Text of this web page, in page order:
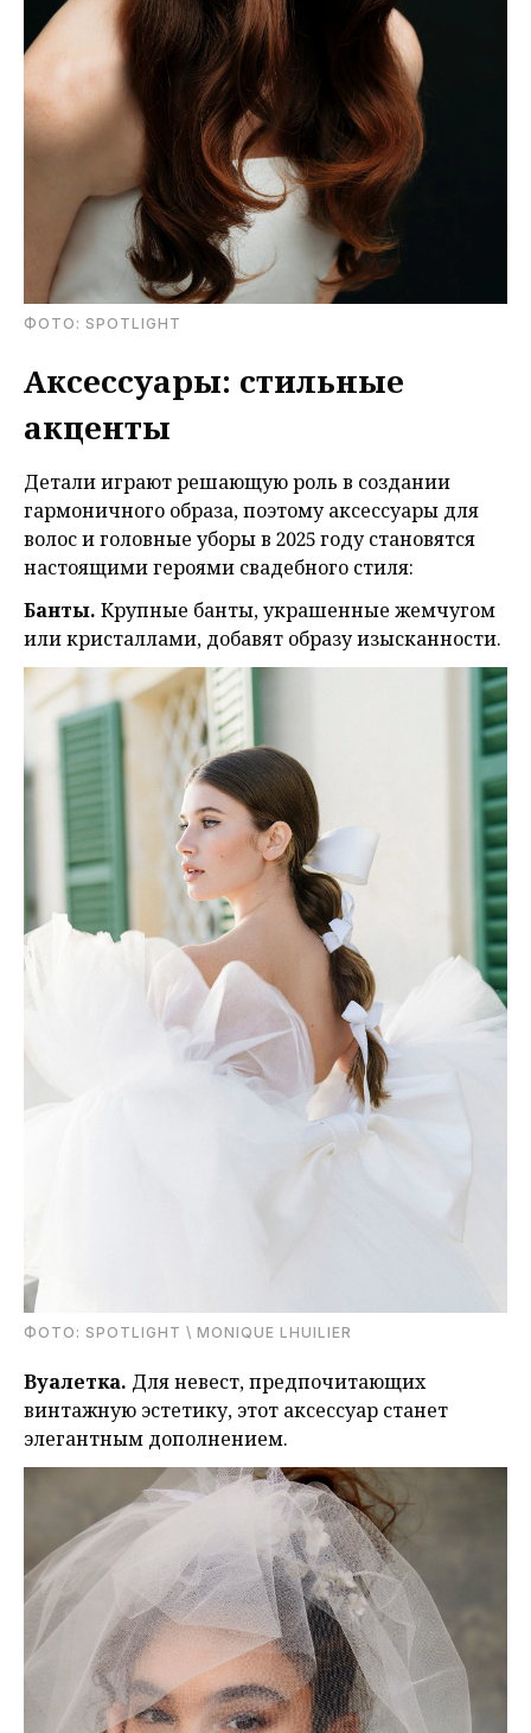
ФОТО: SPOTLIGHT
Аксессуары: стильные
акценты
Детали играют решающую роль в создании
гармоничного образа, поэтому аксессуары для
волос и головные уборы в 2025 году становятся
настоящими героями свадебного стиля:
Банты. Крупные банты, украшенные жемчугом
или кристаллами, добавят образу изысканности.
ФОТО: SPOTLIGHT \ MONIQUE LHUILIER
Вуалетка. Для невест, предпочитающих
винтажную эстетику, этот аксессуар станет
элегантным дополнением.